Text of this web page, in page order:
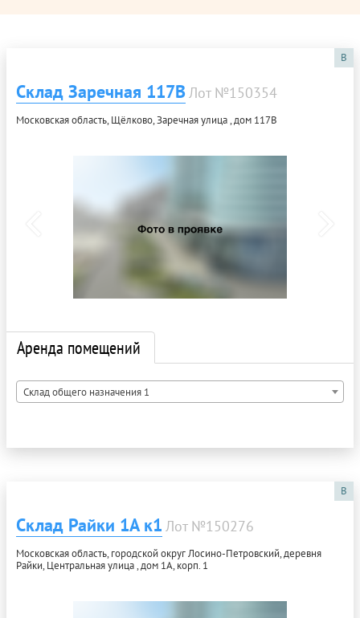
B
Склад Заречная 117ВЛот №150354
Московская область, Щёлково, Заречная улица , дом 117В
Аренда помещений
Склад общего назначения 1
B
Склад Райки 1А к1 Лот №150276
Московская область, городской округ Лосино-Петровский, деревня
Райки, Центральная улица , дом 1А, корп. 1